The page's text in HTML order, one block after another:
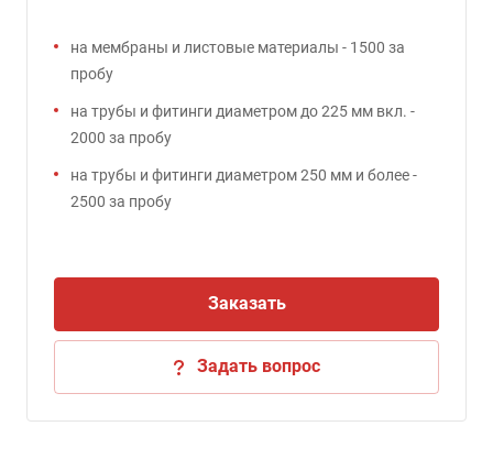
на мембраны и листовые материалы - 1500 за
пробу
на трубы и фитинги диаметром до 225 мм вкл. -
2000 за пробу
на трубы и фитинги диаметром 250 мм и более -
2500 за пробу
Заказать
Задать вопрос